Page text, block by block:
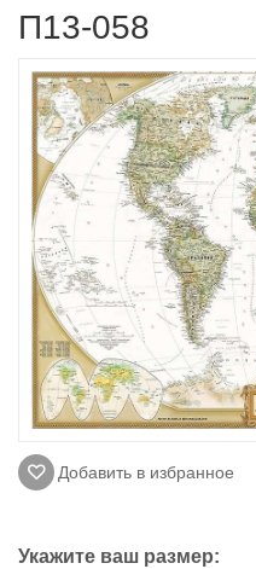
П13-058
Добавить в избранное
Укажите ваш размер: